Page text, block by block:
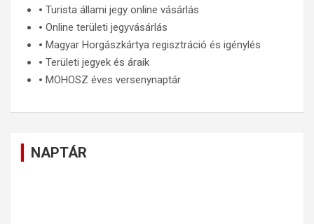
🞄 Turista állami jegy online vásárlás
🞄 Online területi jegyvásárlás
🞄 Magyar Horgászkártya regisztráció és igénylés
🞄 Területi jegyek és áraik
🞄 MOHOSZ éves versenynaptár
NAPTÁR